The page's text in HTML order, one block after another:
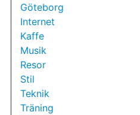
Göteborg
Internet
Kaffe
Musik
Resor
Stil
Teknik
Träning